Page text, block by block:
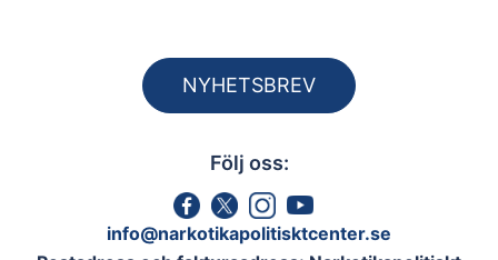
NYHETSBREV
Följ oss:
info@narkotikapolitisktcenter.se